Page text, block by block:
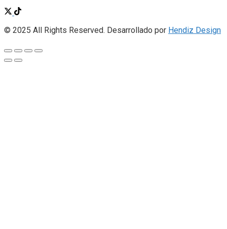
© 2025 All Rights Reserved. Desarrollado por Hendiz Design